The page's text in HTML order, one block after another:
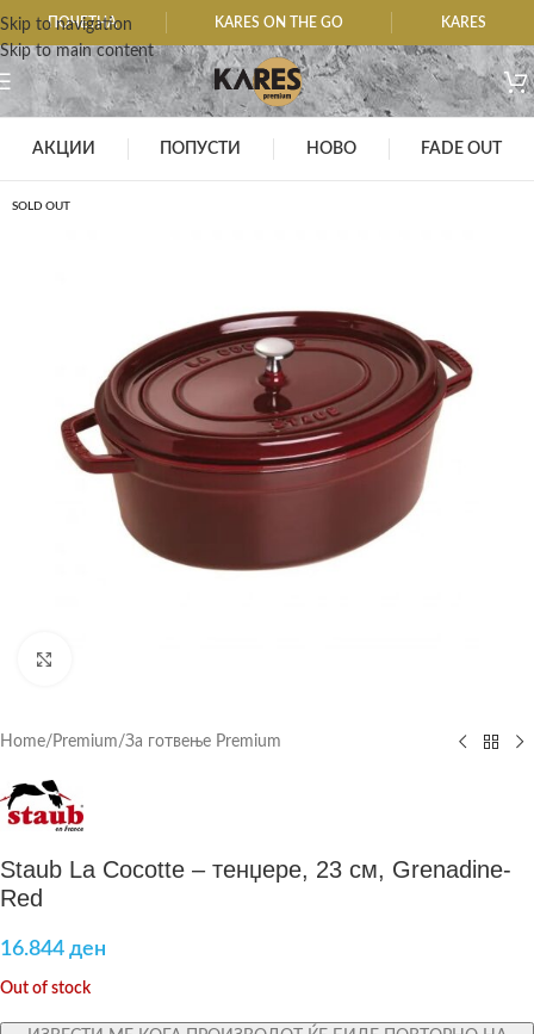
Skip to navigation
Skip to main content
ПОЧЕТНА KARES ON THE GO KARES
АКЦИИ ПОПУСТИ НОВО FADE OUT
SOLD OUT
Home/ Premium/За готвење Premium
Staub La Cocotte – тенџере, 23 см, Grenadine-
Red
16.844 ден
Out of stock